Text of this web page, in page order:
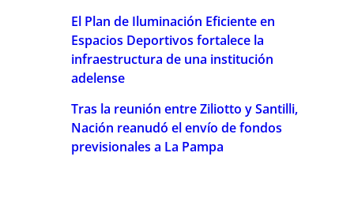
El Plan de Iluminación Eficiente en
Espacios Deportivos fortalece la
infraestructura de una institución
adelense
Tras la reunión entre Ziliotto y Santilli,
Nación reanudó el envío de fondos
previsionales a La Pampa